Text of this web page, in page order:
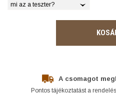
mi az a teszter?
A csomagot
Pontos tájékoztatást a